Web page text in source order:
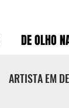
DE OLHO
ARTISTA EM